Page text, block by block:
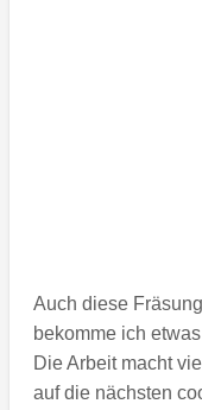
Auch diese
bekomme ich
Die Arbeit macht
auf die nächsten